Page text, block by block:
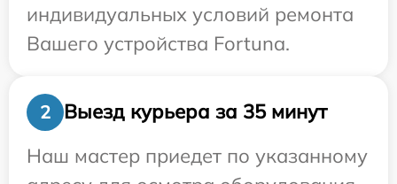
индивидуальных условий ремонта
Вашего устройства Fortuna.
2
Выезд курьера за 35 минут
Наш мастер приедет по указанному